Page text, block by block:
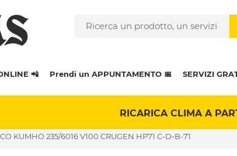
📲 Prendi un APPUNTAMENTO 📅 SERVIZI
RICARICA CLIMA A
KUMHO 235/6016 V100 CRUGEN HP71 C-D-B-71